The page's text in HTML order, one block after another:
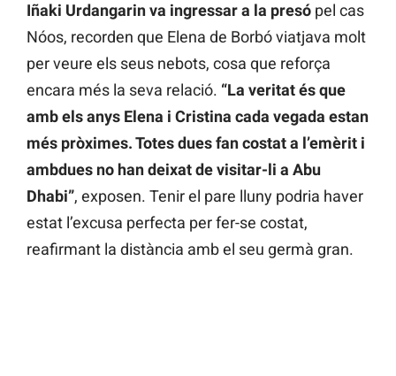
Iñaki Urdangarin va ingressar a la presó pel cas
Nóos, recorden que Elena de Borbó viatjava molt
per veure els seus nebots, cosa que reforça
encara més la seva relació. “La veritat és que
amb els anys Elena i Cristina cada vegada estan
més pròximes. Totes dues fan costat a l’emèrit i
ambdues no han deixat de visitar-li a Abu
Dhabi”, exposen. Tenir el pare lluny podria haver
estat l’excusa perfecta per fer-se costat,
reafirmant la distància amb el seu germà gran.